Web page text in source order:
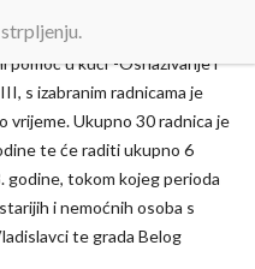
u radni odnos na
pomoć u kući”-Osnaživanje i
s izabranim radnicama je
vrijeme. Ukupno 30 radnica je
te će raditi ukupno 6
godine, tokom kojeg perioda
i nemoćnih osoba s
te grada Belog